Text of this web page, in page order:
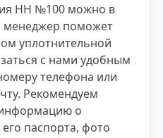
HH №100 можно в
поможет
уплотнительной
с нами удобным
телефона или
Рекомендуем
о
паспорта, фото